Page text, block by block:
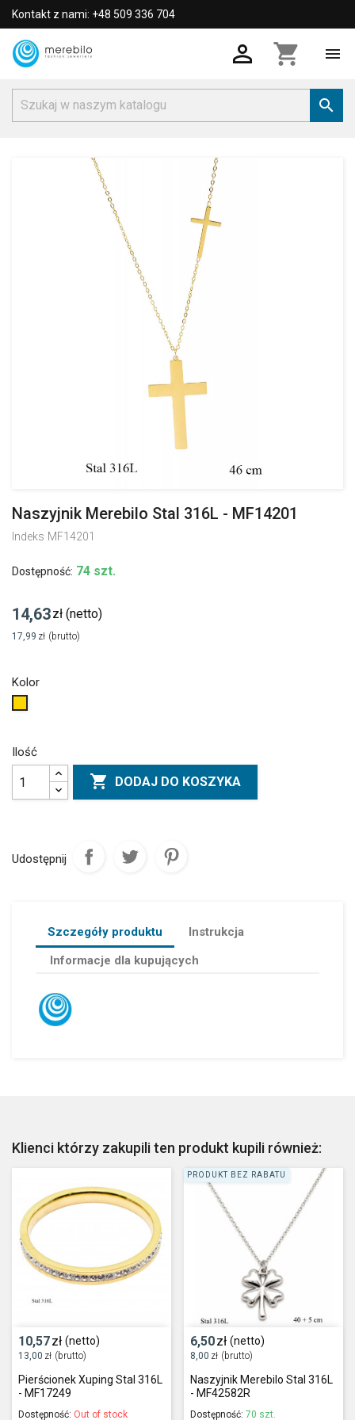
Kontakt z nami: +48 509 336 704
 shopping_cart 

Naszyjnik Merebilo Stal 316L - MF14201
Indeks MF14201
Dostępność: 74 szt.
14,63zł (netto)
17,99 zł (brutto)
Kolor
Ilość
 DODAJ DO KOSZYKA
Udostępnij
Szczegóły produktu
Instrukcja
Informacje dla kupujących
Klienci którzy zakupili ten produkt kupili również:
10,57zł (netto)
13,00 zł (brutto)
Pierścionek Xuping Stal 316L
- MF17249
Dostępność: Out of stock
6,50zł (netto)
8,00 zł (brutto)
Naszyjnik Merebilo Stal 316L
- MF42582R
Dostępność: 70 szt.
PRODUKT BEZ RABATU